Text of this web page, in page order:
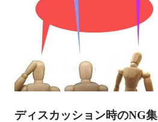
ディスカッション時のNG集